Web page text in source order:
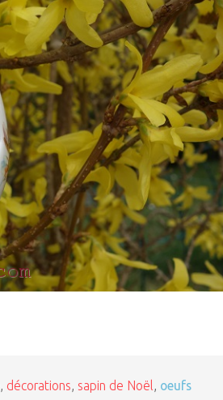
, décorations, sapin de Noël, oeufs